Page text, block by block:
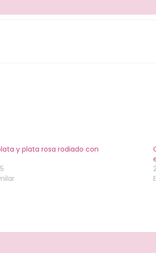
y plata rosa rodiado con